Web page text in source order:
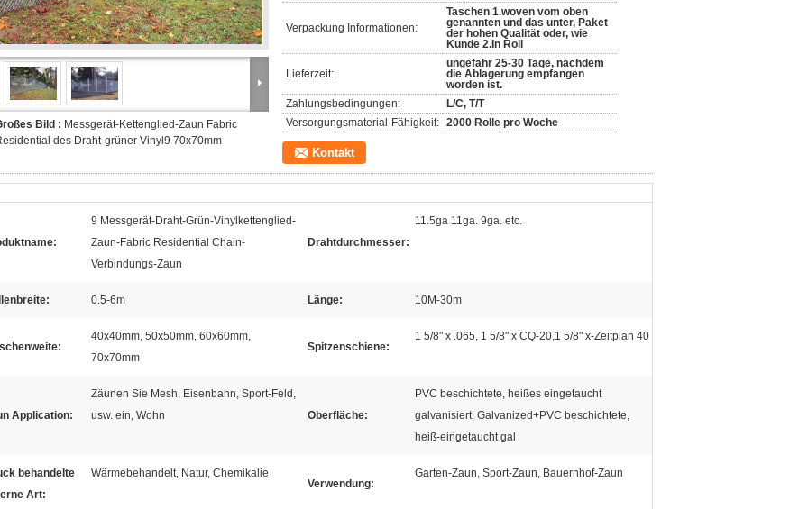
Bild : Messgerät-Kettenglied-Zaun Fabric
des Draht-grüner Vinyl9 70x70mm
Verpackung Informationen:
Taschen 1.woven vom oben
genannten und das unter, Paket
der hohen Qualität oder, wie
Kunde 2.In Roll
Lieferzeit:
ungefähr 25-30 Tage, nachdem
die Ablagerung empfangen
worden ist.
Zahlungsbedingungen:
L/C, T/T
Versorgungsmaterial-Fähigkeit: 2000 Rolle pro Woche
Kontakt
9 Messgerät-Draht-Grün-Vinylkettenglied-
Zaun-Fabric Residential Chain-
Verbindungs-Zaun
Drahtdurchmesser:
11.5ga 11ga. 9ga. etc.
0.5-6m Länge: 10M-30m
40x40mm, 50x50mm, 60x60mm,
70x70mm
Spitzenschiene:
1 5/8" x .065, 1 5/8" x CQ-20,1 5/8" x-Zeitplan 40
Application:
Zäunen Sie Mesh, Eisenbahn, Sport-Feld,
usw. ein, Wohn
Oberfläche:
PVC beschichtete, heißes eingetaucht
galvanisiert, Galvanized+PVC beschichtete,
heiß-eingetaucht gal
behandelte
Art:
Wärmebehandelt, Natur, Chemikalie
Verwendung:
Garten-Zaun, Sport-Zaun, Bauernhof-Zaun